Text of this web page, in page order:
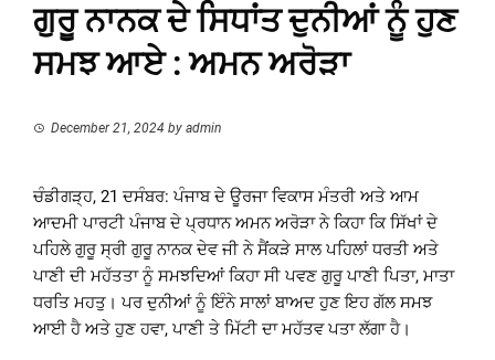
ਗੁਰੂ ਨਾਨਕ ਦੇ ਸਿਧਾਂਤ ਦੁਨੀਆਂ ਨੂੰ ਹੁਣ
ਸਮਝ ਆਏ : ਅਮਨ ਅਰੋੜਾ
December 21, 2024 by admin
ਚੰਡੀਗੜ੍ਹ, 21 ਦਸੰਬਰ: ਪੰਜਾਬ ਦੇ ਊਰਜਾ ਵਿਕਾਸ ਮੰਤਰੀ ਅਤੇ ਆਮ
ਆਦਮੀ ਪਾਰਟੀ ਪੰਜਾਬ ਦੇ ਪ੍ਰਧਾਨ ਅਮਨ ਅਰੋੜਾ ਨੇ ਕਿਹਾ ਕਿ ਸਿੱਖਾਂ ਦੇ
ਪਹਿਲੇ ਗੁਰੂ ਸ੍ਰੀ ਗੁਰੂ ਨਾਨਕ ਦੇਵ ਜੀ ਨੇ ਸੈਂਕੜੇ ਸਾਲ ਪਹਿਲਾਂ ਧਰਤੀ ਅਤੇ
ਪਾਣੀ ਦੀ ਮਹੱਤਤਾ ਨੂੰ ਸਮਝਦਿਆਂ ਕਿਹਾ ਸੀ ਪਵਣ ਗੁਰੂ ਪਾਣੀ ਪਿਤਾ, ਮਾਤਾ
ਧਰਤਿ ਮਹਤੁ। ਪਰ ਦੁਨੀਆਂ ਨੂੰ ਇੰਨੇ ਸਾਲਾਂ ਬਾਅਦ ਹੁਣ ਇਹ ਗੱਲ ਸਮਝ
ਆਈ ਹੈ ਅਤੇ ਹੁਣ ਹਵਾ, ਪਾਣੀ ਤੇ ਮਿੱਟੀ ਦਾ ਮਹੱਤਵ ਪਤਾ ਲੱਗਾ ਹੈ।